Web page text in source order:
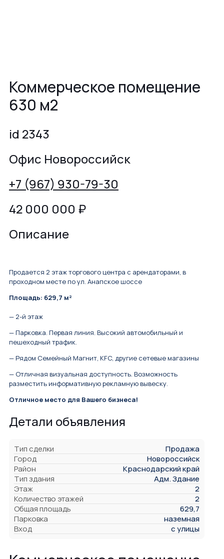
Коммерческое помещение
630 м2
id 2343
Офис Новороссийск
+7 (967) 930-79-30
42 000 000 ₽
Описание
Продается 2 этаж торгового центра с арендаторами, в
проходном месте по ул. Анапское шоссе
Площадь: 629,7 м²
— 2-й этаж
— Парковка. Первая линия. Высокий автомобильный и
пешеходный трафик.
— Рядом Семейный Магнит, KFC, другие сетевые магазины
— Отличная визуальная доступность. Возможность
разместить информативную рекламную вывеску.
Отличное место для Вашего бизнеса!
Детали объявления
Тип сделки
Продажа
Город
Новороссийск
Район
Краснодарский край
Тип здания
Адм. Здание
Этаж
2
Количество этажей
2
Общая площадь
629,7
Парковка
наземная
Вход
с улицы